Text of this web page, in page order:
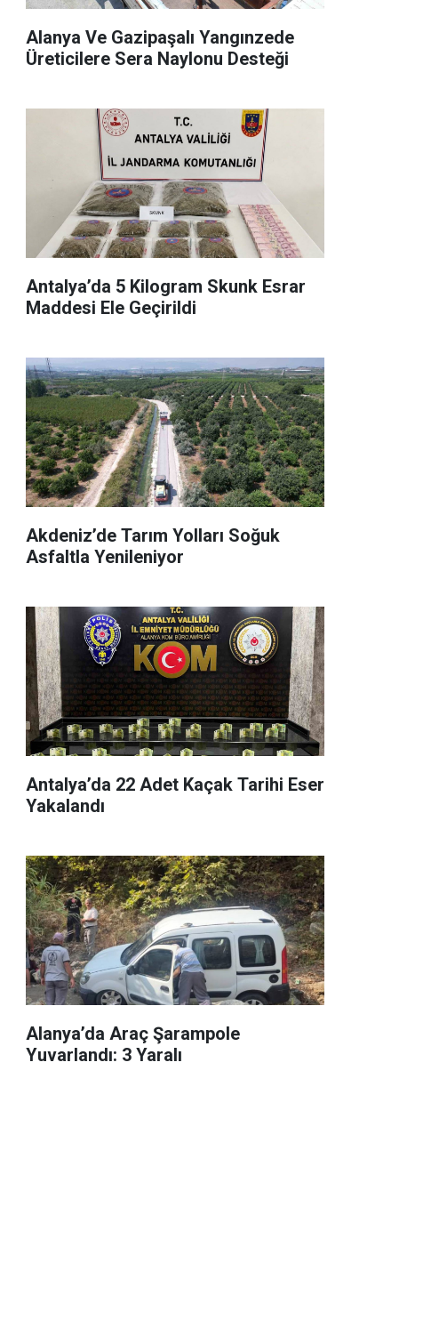
Alanya Ve Gazipaşalı Yangınzede
Üreticilere Sera Naylonu Desteği
Antalya’da 5 Kilogram Skunk Esrar
Maddesi Ele Geçirildi
Akdeniz’de Tarım Yolları Soğuk
Asfaltla Yenileniyor
Antalya’da 22 Adet Kaçak Tarihi Eser
Yakalandı
Alanya’da Araç Şarampole
Yuvarlandı: 3 Yaralı